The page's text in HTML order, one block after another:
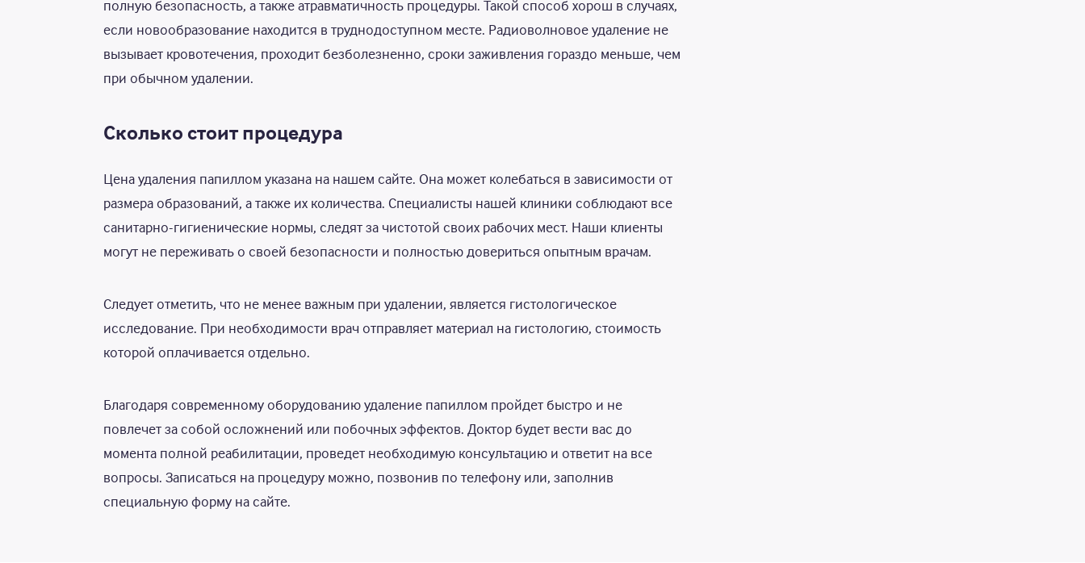
полную безопасность, а также атравматичность процедуры. Такой способ хорош в случаях,
если новообразование находится в труднодоступном месте. Радиоволновое удаление не
вызывает кровотечения, проходит безболезненно, сроки заживления гораздо меньше, чем
при обычном удалении.
Сколько стоит процедура
Цена удаления папиллом указана на нашем сайте. Она может колебаться в зависимости от
размера образований, а также их количества. Специалисты нашей клиники соблюдают все
санитарно-гигиенические нормы, следят за чистотой своих рабочих мест. Наши клиенты
могут не переживать о своей безопасности и полностью довериться опытным врачам.
Следует отметить, что не менее важным при удалении, является гистологическое
исследование. При необходимости врач отправляет материал на гистологию, стоимость
которой оплачивается отдельно.
Благодаря современному оборудованию удаление папиллом пройдет быстро и не
повлечет за собой осложнений или побочных эффектов. Доктор будет вести вас до
момента полной реабилитации, проведет необходимую консультацию и ответит на все
вопросы. Записаться на процедуру можно, позвонив по телефону или, заполнив
специальную форму на сайте.